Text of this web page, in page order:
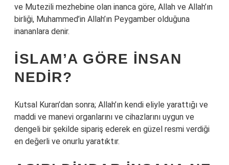
ve Mutezili mezhebine olan inanca göre, Allah ve Allah’ın
birliği, Muhammed’in Allah’ın Peygamber olduğuna
inananlara denir.
İSLAM’A GÖRE INSAN
NEDIR?
Kutsal Kuran’dan sonra; Allah’ın kendi eliyle yarattığı ve
maddi ve manevi organlarını ve cihazlarını uygun ve
dengeli bir şekilde sipariş ederek en güzel resmi verdiği
en değerli ve onurlu yaratıktır.